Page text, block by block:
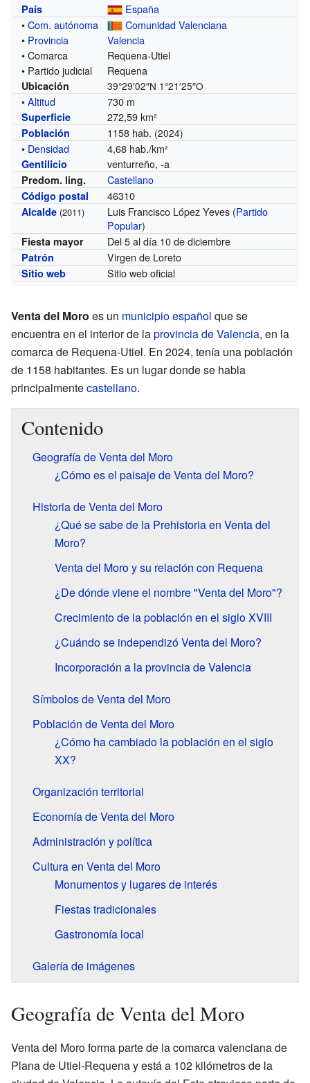
País
España
•Com. autónoma
Comunidad Valenciana
• Provincia
Valencia
• Comarca
Requena-Utiel
• Partido judicial
Requena
Ubicación 39°29′02″N 1°21′25″O
•Altitud 730 m
Superficie 272,59 km²
Población 1158 hab. (2024)
• Densidad 4,68 hab./km²
Gentilicio venturreño, -a
Predom. ling. Castellano
Código postal 46310
Alcalde (2011) Luis Francisco López Yeves (Partido
Popular)
Fiesta mayor Del 5 al día 10 de diciembre
Patrón Virgen de Loreto
Sitio web Sitio web oficial
Venta del Moro es un municipioespañol que se
encuentra en el interior de laprovincia de Valencia, en la
comarca de Requena-Utiel. En 2024, tenía una población
de 1158 habitantes. Es un lugar donde se habla
principalmentecastellano.
Contenido
Geografía de Venta del Moro
¿Cómo es el paisaje de Venta del Moro?
Historia de Venta del Moro
¿Qué se sabe de la Prehistoria en Venta del
Moro?
Venta del Moro y su relación con Requena
¿De dónde viene el nombre "Venta del Moro"?
Crecimiento de la población en el siglo XVIII
¿Cuándo se independizó Venta del Moro?
Incorporación a la provincia de Valencia
Símbolos de Venta del Moro
Población de Venta del Moro
¿Cómo ha cambiado la población en el siglo
XX?
Organización territorial
Economía de Venta del Moro
Administración y política
Cultura en Venta del Moro
Monumentos y lugares de interés
Fiestas tradicionales
Gastronomía local
Galería de imágenes
Geografía de Venta del Moro
Venta del Moro forma parte de la comarca valenciana de
Plana de Utiel-Requena y está a 102 kilómetros de la